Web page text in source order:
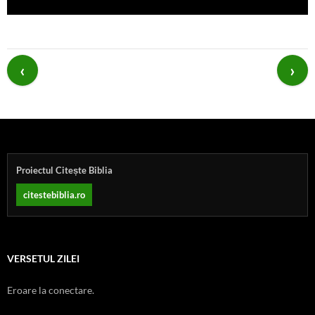
Post
navigation
Proiectul Citește Biblia
citestebiblia.ro
VERSETUL ZILEI
Eroare la conectare.